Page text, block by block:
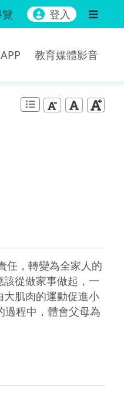
登入
教育媒體影音
從做家事做起，一
肌肉的運動促進小
過程中，體會父母為